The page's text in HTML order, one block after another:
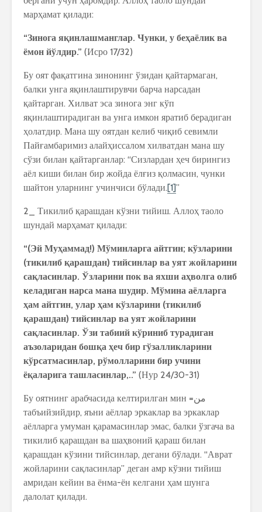
марҳамат қилади:
“Зинога яқинлашманглар. Чунки, у беҳаёлик ва
ёмон йўлдир.” (Исро 17/32)
Бу оят фақатгина зинонинг ўзидан қайтармаган,
балки унга яқинлаштирувчи барча нарсадан
қайтарган. Хилват эса зинога энг кўп
яқинлаштирадиган ва унга имкон яратиб берадиган
ҳолатдир. Мана шу оятдан келиб чиқиб севимли
Пайғамбаримиз алайҳиссалом хилватдан мана шу
сўзи билан қайтарганлар: “Сизлардан ҳеч бирингиз
аёл киши билан бир жойда ёлғиз қолмасин, чунки
шайтон уларнинг учинчиси бўлади.[1]”
2_ Тикилиб қарашдан кўзни тийиш. Аллоҳ таоло
шундай марҳамат қилади:
“(Эй Муҳаммад!) Мўминларга айтгин; кўзларини
(тикилиб қарашдан) тийсинлар ва уят жойларини
сақласинлар. Ўзларини пок ва яхши аҳволга олиб
келадиган нарса мана шудир. Мўмина аёлларга
ҳам айтгин, улар ҳам кўзларини (тикилиб
қарашдан) тийсинлар ва уят жойларини
сақласинлар. Ўзи табиий кўриниб турадиган
аъзоларидан бошқа ҳеч бир гўзалликларини
кўрсатмасинлар, рўмолларини бир учини
ёқаларига ташласинлар,..” (Нур 24/30-31)
Бу оятнинг арабчасида келтирилган мин =من
табъийзийдир, яъни аёллар эркаклар ва эркаклар
аёлларга умуман қарамасинлар эмас, балки ўзгача ва
тикилиб қарашдан ва шаҳвоний қараш билан
қарашдан кўзини тийсинлар, дегани бўлади. “Аврат
жойларини сақласинлар” деган амр кўзни тийиш
амридан кейин ва ёнма-ён келгани ҳам шунга
далолат қилади.